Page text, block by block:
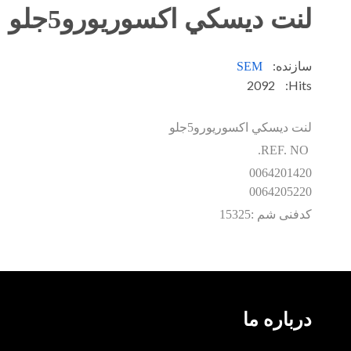
لنت ديسکي اکسوريورو5جلو
سازنده: SEM
Hits:
2092
لنت ديسکي اکسوريورو5جلو
0064201420
0064205220
کدفنی شم :15325
درباره ما